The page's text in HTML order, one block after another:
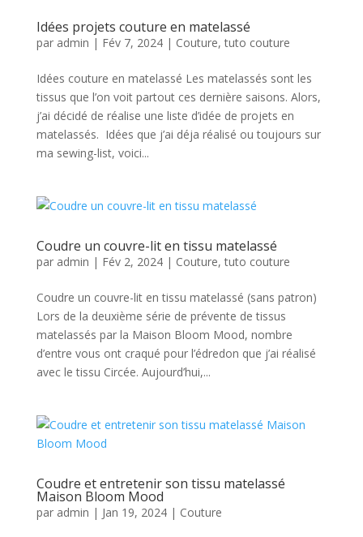
Idées projets couture en matelassé
par admin | Fév 7, 2024| Couture,tuto couture
Idées couture en matelassé Les matelassés sont les
tissus que l’on voit partout ces dernière saisons. Alors,
j’ai décidé de réalise une liste d’idée de projets en
matelassés. Idées que j’ai déja réalisé ou toujours sur
ma sewing-list, voici...
Coudre un couvre-lit en tissu matelassé
par admin | Fév 2, 2024| Couture,tuto couture
Coudre un couvre-lit en tissu matelassé (sans patron)
Lors de la deuxième série de prévente de tissus
matelassés par la Maison Bloom Mood, nombre
d’entre vous ont craqué pour l’édredon que j’ai réalisé
avec le tissu Circée. Aujourd’hui,...
Coudre et entretenir son tissu matelassé
Maison Bloom Mood
par admin | Jan 19, 2024| Couture